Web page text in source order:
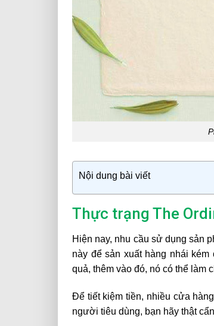
Nội dung bài viết
Thực trạng The
Hiện nay, nhu cầu sử dụng sản
này để sản xuất hàng nhái
quả, thêm vào đó, nó có thể làm
Để tiết kiệm tiền, nhiều cửa
người tiêu dùng, bạn hãy thật